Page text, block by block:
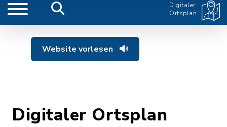
Digitaler
Ortsplan
Website vorlesen
Digitaler Ortsplan